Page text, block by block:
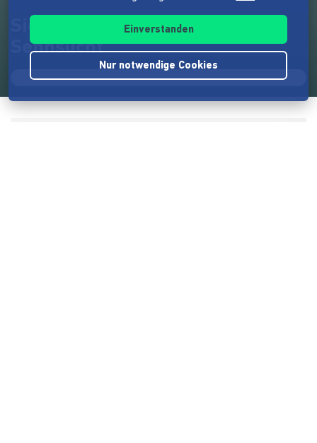
Siebenbürgen – Wurzeln der
Sehnsucht
Einverstanden
Nur notwendige Cookies